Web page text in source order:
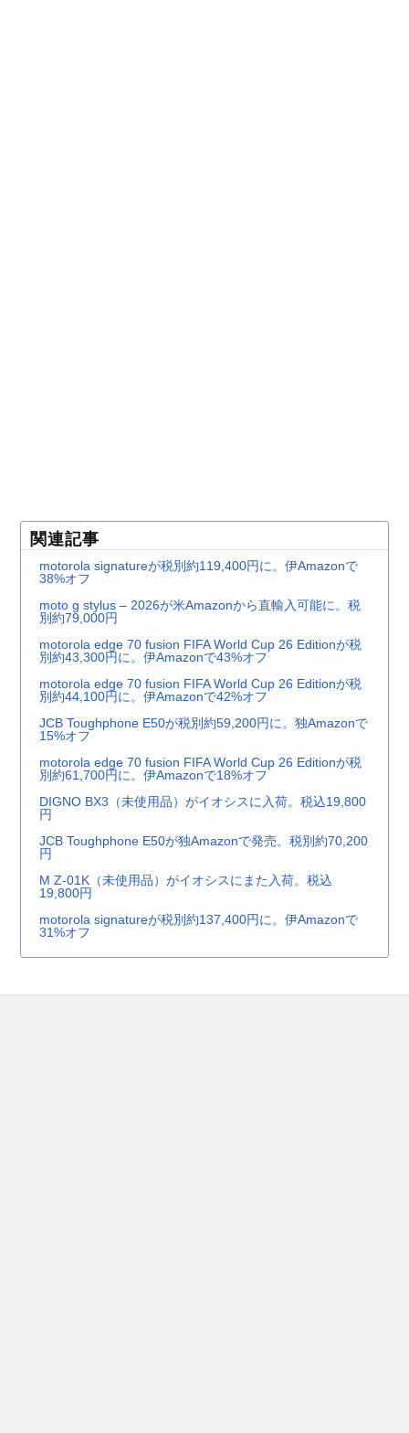
関連記事
motorola signatureが税別約119,400円に。伊Amazonで
38%オフ
moto g stylus – 2026が米Amazonから直輸入可能に。税
別約79,000円
motorola edge 70 fusion FIFA World Cup 26 Editionが税
別約43,300円に。伊Amazonで43%オフ
motorola edge 70 fusion FIFA World Cup 26 Editionが税
別約44,100円に。伊Amazonで42%オフ
JCB Toughphone E50が税別約59,200円に。独Amazonで
15%オフ
motorola edge 70 fusion FIFA World Cup 26 Editionが税
別約61,700円に。伊Amazonで18%オフ
DIGNO BX3（未使用品）がイオシスに入荷。税込19,800
円
JCB Toughphone E50が独Amazonで発売。税別約70,200
円
M Z-01K（未使用品）がイオシスにまた入荷。税込
19,800円
motorola signatureが税別約137,400円に。伊Amazonで
31%オフ